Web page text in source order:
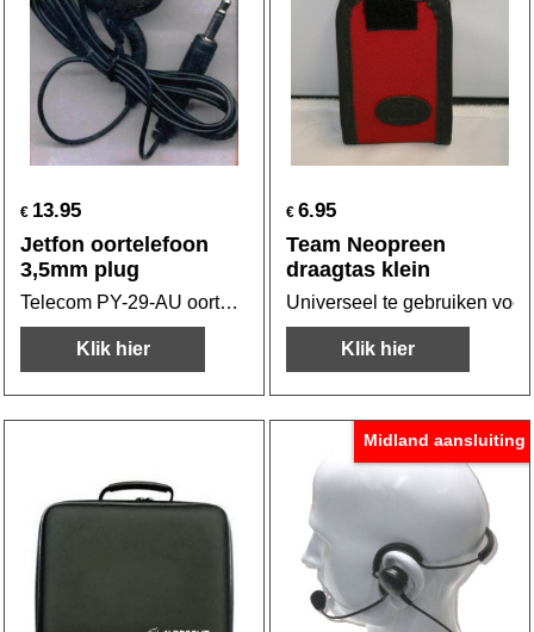
€ 13.95
Jetfon oortelefoon
3,5mm plug
Telecom PY-29-AU oortelefoon
Klik hier
€ 6.95
Team Neopreen
draagtas klein
Universeel te gebruiken
Klik hier
Midland aansluiting